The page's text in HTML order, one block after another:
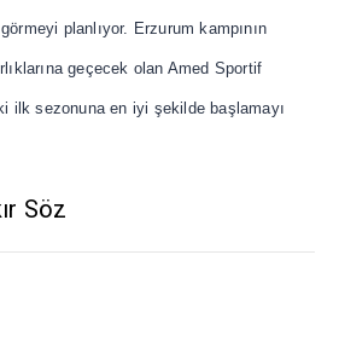
planlıyor. Erzurum kampının
geçecek olan Amed Sportif
ilk sezonuna en iyi şekilde başlamayı
Söz